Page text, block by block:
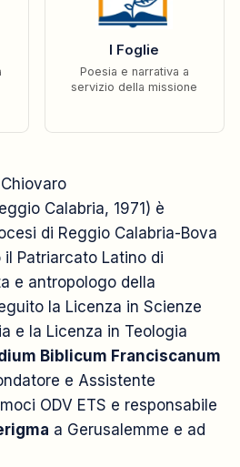
I Foglie
Poesia e narrativa a
servizio della missione
Calabria, 1971) è
di Reggio Calabria-Bova
Patriarcato Latino di
e antropologo della
la Licenza in Scienze
e la Licenza in Teologia
Biblicum Franciscanum
e Assistente
ODV ETS e responsabile
a Gerusalemme e ad